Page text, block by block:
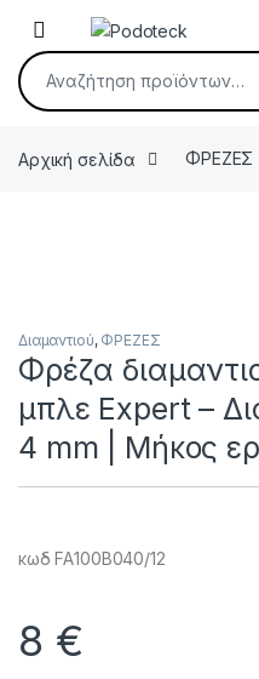
Skip to navigation
Skip to content
Open
Αναζήτηση για:
Αρχική σελίδα ΦΡΕΖΕΣ
Διαμαντιού, ΦΡΕΖΕΣ
Φρέζα
μπλε Expert –
4 mm | Μήκος
κωδ FA100B040/12
8 €